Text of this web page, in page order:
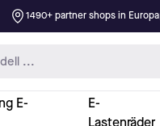
1490+ partner shops in Europa
E-
E-
Lastenräder